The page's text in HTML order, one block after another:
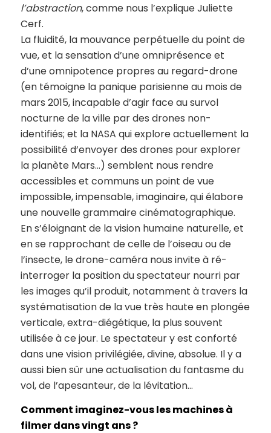
l’abstraction, comme nous l’explique Juliette
Cerf.
La fluidité, la mouvance perpétuelle du point de
vue, et la sensation d’une omniprésence et
d’une omnipotence propres au regard-drone
(en témoigne la panique parisienne au mois de
mars 2015, incapable d’agir face au survol
nocturne de la ville par des drones non-
identifiés; et la NASA qui explore actuellement la
possibilité d’envoyer des drones pour explorer
la planète Mars…) semblent nous rendre
accessibles et communs un point de vue
impossible, impensable, imaginaire, qui élabore
une nouvelle grammaire cinématographique.
En s’éloignant de la vision humaine naturelle, et
en se rapprochant de celle de l’oiseau ou de
l’insecte, le drone-caméra nous invite à ré-
interroger la position du spectateur nourri par
les images qu’il produit, notamment à travers la
systématisation de la vue très haute en plongée
verticale, extra-diégétique, la plus souvent
utilisée à ce jour. Le spectateur y est conforté
dans une vision privilégiée, divine, absolue. Il y a
aussi bien sûr une actualisation du fantasme du
vol, de l’apesanteur, de la lévitation…
Comment imaginez-vous les machines à
filmer dans vingt ans ?